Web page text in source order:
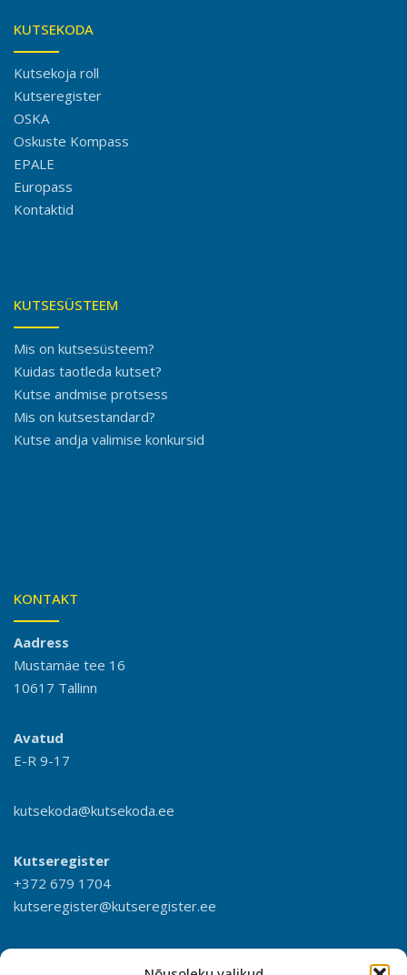
KUTSEKODA
Kutsekoja roll
Kutseregister
OSKA
Oskuste Kompass
EPALE
Europass
Kontaktid
KUTSESÜSTEEM
Mis on kutsesüsteem?
Kuidas taotleda kutset?
Kutse andmise protsess
Mis on kutsestandard?
Kutse andja valimise konkursid
KONTAKT
Aadress
Mustamäe tee 16
10617 Tallinn
Avatud
E-R 9-17
kutsekoda@kutsekoda.ee
Kutseregister
+372 679 1704
kutseregister@kutseregister.ee